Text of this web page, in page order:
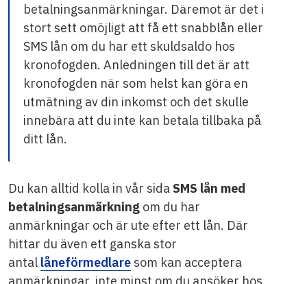
betalningsanmärkningar. Däremot är det i
stort sett omöjligt att få ett snabblån eller
SMS lån om du har ett skuldsaldo hos
kronofogden. Anledningen till det är att
kronofogden när som helst kan göra en
utmätning av din inkomst och det skulle
innebära att du inte kan betala tillbaka på
ditt lån.
Du kan alltid kolla in vår sida SMS lån med
betalningsanmärkning om du har
anmärkningar och är ute efter ett lån. Där
hittar du även ett ganska stor
antal låneförmedlare som kan acceptera